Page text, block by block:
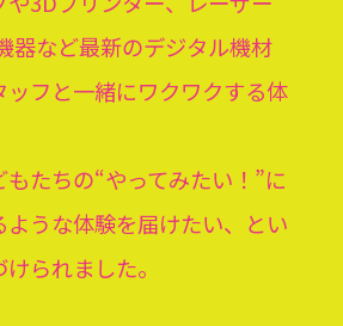
器など最新のデジタル機材
ッフと一緒にワクワクする体
たちの“やってみたい！”に
ような体験を届けたい、とい
られました。